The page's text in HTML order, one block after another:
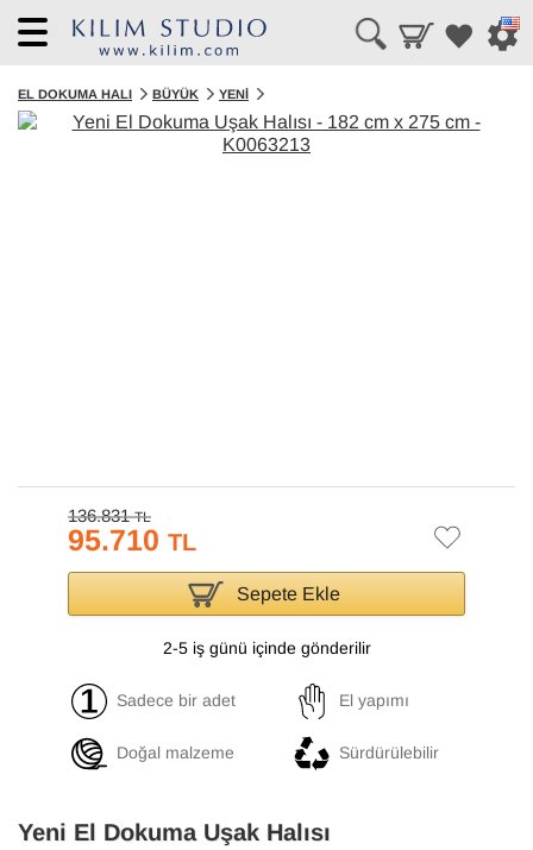
Menü
EL DOKUMA HALI BÜYÜK YENI
136.831TL
95.710 TL
Sepete Ekle
2-5 iş günü içinde gönderilir
Sadece bir adet El yapımı
Doğal malzeme Sürdürülebilir
Yeni El Dokuma Uşak Halısı